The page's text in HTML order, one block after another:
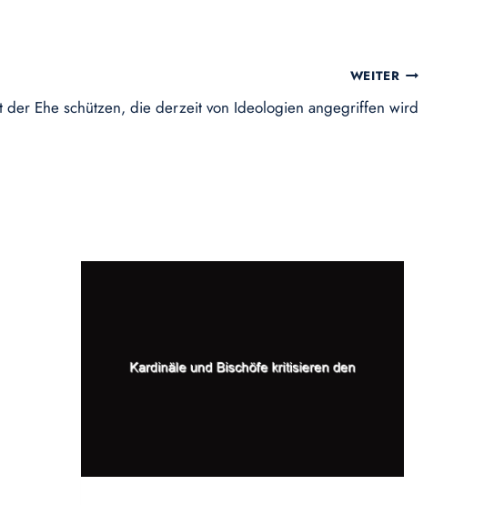
WEITER
der Ehe schützen, die derzeit von Ideologien angegriffen wird